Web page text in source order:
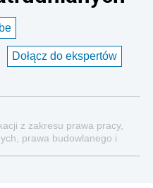
Dołącz do ekspertów
z zakresu prawa pracy,
prawa budowlanego i